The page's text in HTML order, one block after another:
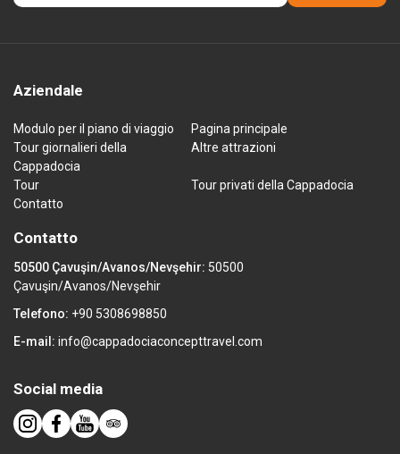
Aziendale
Modulo per il piano di viaggio
Pagina principale
Tour giornalieri della
Cappadocia
Altre attrazioni
Tour
Tour privati della Cappadocia
Contatto
Contatto
50500 Çavuşin/Avanos/Nevşehir: 50500
Çavuşin/Avanos/Nevşehir
Telefono: +90 5308698850
E-mail: info@cappadociaconcepttravel.com
Social media